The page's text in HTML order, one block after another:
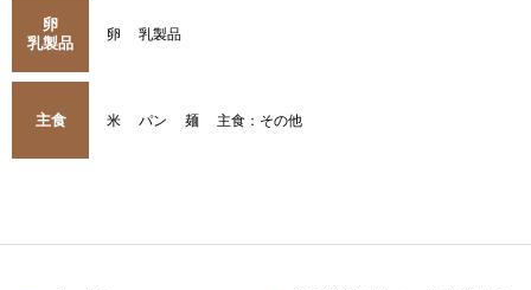
卵
乳製品
卵 乳製品
主食 米 パン 麺 主食：その他